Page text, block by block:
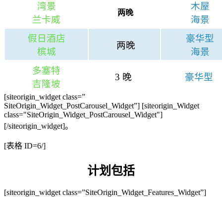
湾景
兰卡威
两晚
木屋
海景
假日酒店
槟城
两晚
豪华型
海景
多塞特
吉隆坡
3 晚 豪华型
[siteorigin_widget class=”
SiteOrigin_Widget_PostCarousel_Widget”] [siteorigin_Widget
class="SiteOrigin_Widget_PostCarousel_Widget"]
[/siteorigin_widget]。
[表格 ID=6/]
计划包括
[siteorigin_widget class=”SiteOrigin_Widget_Features_Widget”]